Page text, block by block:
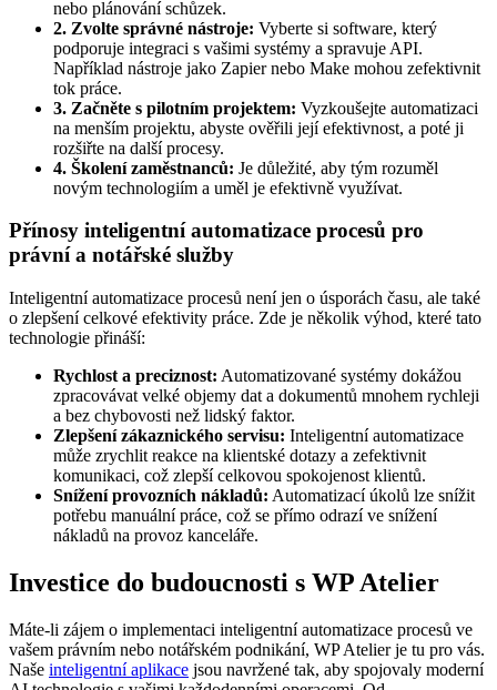
nebo plánování schůzek.
2. Zvolte správné nástroje: Vyberte si software, který
podporuje integraci s vašimi systémy a spravuje API.
Například nástroje jako Zapier nebo Make mohou zefektivnit
tok práce.
3. Začněte s pilotním projektem: Vyzkoušejte automatizaci
na menším projektu, abyste ověřili její efektivnost, a poté ji
rozšiřte na další procesy.
4. Školení zaměstnanců: Je důležité, aby tým rozuměl
novým technologiím a uměl je efektivně využívat.
Přínosy inteligentní automatizace procesů pro
právní a notářské služby
Inteligentní automatizace procesů není jen o úsporách času, ale také
o zlepšení celkové efektivity práce. Zde je několik výhod, které tato
technologie přináší:
Rychlost a preciznost: Automatizované systémy dokážou
zpracovávat velké objemy dat a dokumentů mnohem rychleji
a bez chybovosti než lidský faktor.
Zlepšení zákaznického servisu: Inteligentní automatizace
může zrychlit reakce na klientské dotazy a zefektivnit
komunikaci, což zlepší celkovou spokojenost klientů.
Snížení provozních nákladů: Automatizací úkolů lze snížit
potřebu manuální práce, což se přímo odrazí ve snížení
nákladů na provoz kanceláře.
Investice do budoucnosti s WP Atelier
Máte-li zájem o implementaci inteligentní automatizace procesů ve
vašem právním nebo notářském podnikání, WP Atelier je tu pro vás.
Naše inteligentní aplikace jsou navržené tak, aby spojovaly moderní